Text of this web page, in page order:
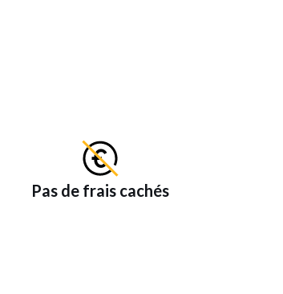
Pas de frais cachés